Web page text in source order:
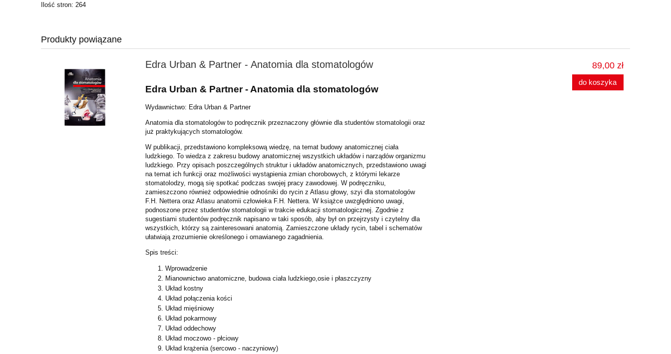
Ilość stron: 264
Produkty powiązane
Edra Urban & Partner - Anatomia dla stomatologów
Edra Urban & Partner - Anatomia dla stomatologów
Wydawnictwo: Edra Urban & Partner
Anatomia dla stomatologów to podręcznik przeznaczony głównie dla studentów stomatologii oraz
już praktykujących stomatologów.
W publikacji, przedstawiono kompleksową wiedzę, na temat budowy anatomicznej ciała
ludzkiego. To wiedza z zakresu budowy anatomicznej wszystkich układów i narządów organizmu
ludzkiego. Przy opisach poszczególnych struktur i układów anatomicznych, przedstawiono uwagi
na temat ich funkcji oraz możliwości wystąpienia zmian chorobowych, z którymi lekarze
stomatolodzy, mogą się spotkać podczas swojej pracy zawodowej. W podręczniku,
zamieszczono również odpowiednie odnośniki do rycin z Atlasu głowy, szyi dla stomatologów
F.H. Nettera oraz Atlasu anatomii człowieka F.H. Nettera. W książce uwzględniono uwagi,
podnoszone przez studentów stomatologii w trakcie edukacji stomatologicznej. Zgodnie z
sugestiami studentów podręcznik napisano w taki sposób, aby był on przejrzysty i czytelny dla
wszystkich, którzy są zainteresowani anatomią. Zamieszczone układy rycin, tabel i schematów
ułatwiają zrozumienie określonego i omawianego zagadnienia.
Spis treści:
Wprowadzenie
Mianownictwo anatomiczne, budowa ciała ludzkiego,osie i płaszczyzny
Układ kostny
Układ połączenia kości
Układ mięśniowy
Układ pokarmowy
Układ oddechowy
Układ moczowo - płciowy
Układ krążenia (sercowo - naczyniowy)
89,00 zł
do koszyka